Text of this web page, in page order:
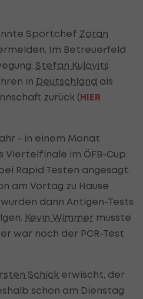
Sportchef Zoran
Im Betreuerfeld
Stefan Kulovits
in Deutschland als
zurück (HIER
- in einem Monat
im ÖFB-Cup
Rapid Testen angesagt.
am Vortag zu Hause
dann Antigen-Tests
Kevin Wimmer musste
war noch der PCR-Test
Schick erwischt, der
schon am Dienstag